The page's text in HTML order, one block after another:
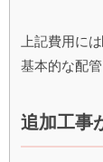
上記費用に
基本的な配
追加工事